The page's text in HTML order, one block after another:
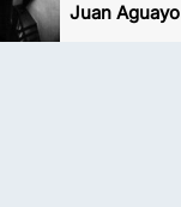
Juan Aguayo